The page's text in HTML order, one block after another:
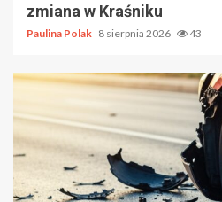
zmiana w Kraśniku
Paulina Polak 8 sierpnia 2026 43